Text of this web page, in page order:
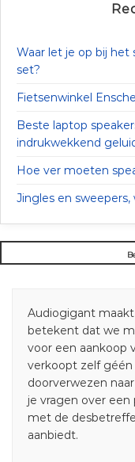
Waar let je op bij
set?
Fietsenwinkel
Beste laptop
indrukwekkend
Hoe ver moeten
Jingles en
Audiogigant
betekent dat we
voor een aankoop
verkoopt zelf
doorverwezen
je vragen over
met de
aanbiedt.